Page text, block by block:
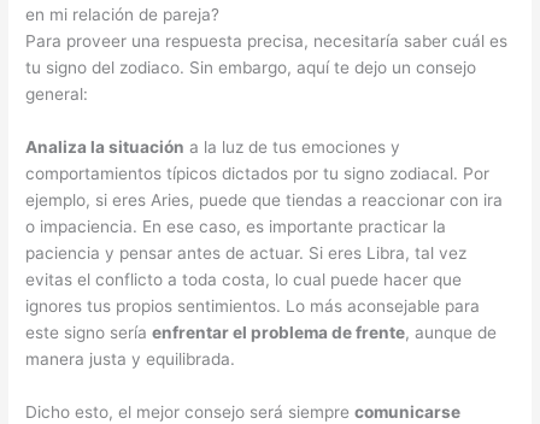
en mi relación de pareja?
Para proveer una respuesta precisa, necesitaría saber cuál es
tu signo del zodiaco. Sin embargo, aquí te dejo un consejo
general:
Analiza la situación a la luz de tus emociones y
comportamientos típicos dictados por tu signo zodiacal. Por
ejemplo, si eres Aries, puede que tiendas a reaccionar con ira
o impaciencia. En ese caso, es importante practicar la
paciencia y pensar antes de actuar. Si eres Libra, tal vez
evitas el conflicto a toda costa, lo cual puede hacer que
ignores tus propios sentimientos. Lo más aconsejable para
este signo seríaenfrentar el problema de frente, aunque de
manera justa y equilibrada.
Dicho esto, el mejor consejo será siemprecomunicarse